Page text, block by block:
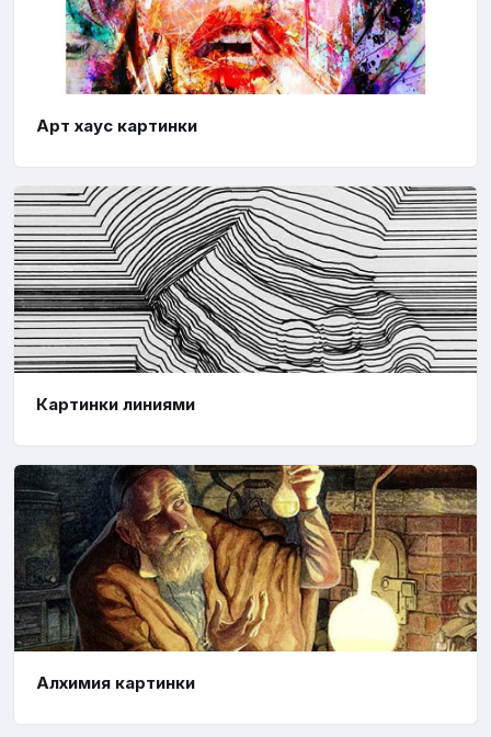
Арт хаус картинки
Картинки линиями
Алхимия картинки